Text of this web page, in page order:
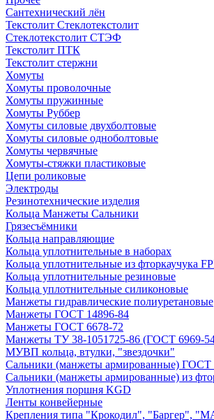
Сантехнический лён
Текстолит Стеклотекстолит
Стеклотекстолит СТЭФ
Текстолит ПТК
Текстолит стержни
Хомуты
Хомуты проволочные
Хомуты пружинные
Хомуты Руббер
Хомуты силовые двухболтовые
Хомуты силовые одноболтовые
Хомуты червячные
Хомуты-стяжки пластиковые
Цепи роликовые
Электроды
Резинотехнические изделия
Кольца Манжеты Сальники
Грязесъёмники
Кольца направляющие
Кольца уплотнительные в наборах
Кольца уплотнительные из фторкаучука
Кольца уплотнительные резиновые
Кольца уплотнительные силиконовые
Манжеты гидравлические полиуретановые
Манжеты ГОСТ 14896-84
Манжеты ГОСТ 6678-72
Манжеты ТУ 38-1051725-86 (ГОСТ 6969-
МУВП кольца, втулки, "звездочки"
Сальники (манжеты армированные) ГОСТ
Сальники (манжеты армированные) из
Уплотнения поршня KGD
Ленты конвейерные
Крепления типа "Крокодил", "Баргер",